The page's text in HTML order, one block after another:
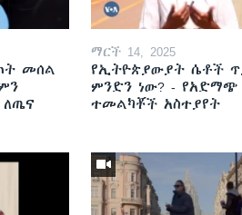
መሰል
ማርች 14, 2025
የኢትዮጵያውያት ሴቶች
ምንድን ነው? - የአድማጭ
ተመልካቾች አስተያየት